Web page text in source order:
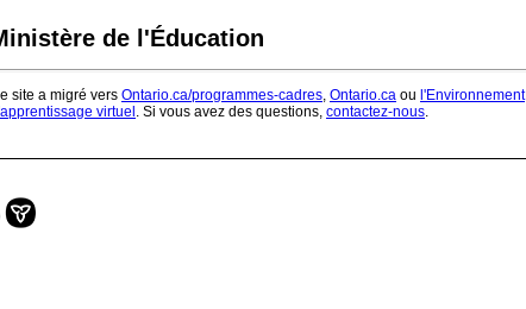
de l'Éducation
site a migré vers Ontario.ca/programmes-cadres, Ontario.ca ou l'Environnement
virtuel . Si vous avez des questions, contactez-nous.